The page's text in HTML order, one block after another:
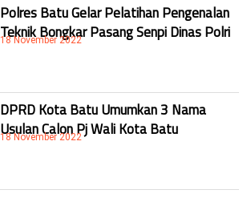
Polres Batu Gelar Pelatihan Pengenalan
Teknik Bongkar Pasang Senpi Dinas Polri
18 November 2022
DPRD Kota Batu Umumkan 3 Nama
Usulan Calon Pj Wali Kota Batu
18 November 2022